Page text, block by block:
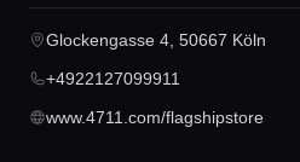
Локации
Гиды
Glockengasse 4, 50667 Köln
+4922127099911
www.4711.com/flagshipstore